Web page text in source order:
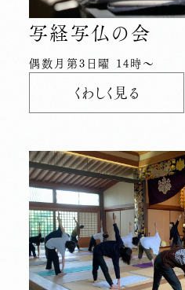
写経写仏の会
偶数月第3日曜 14時〜
くわしく見る